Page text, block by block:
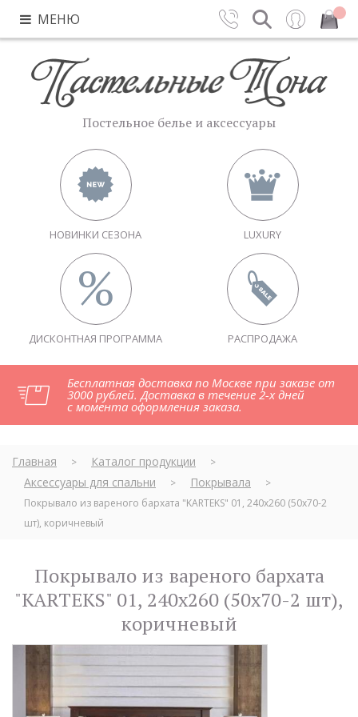
МЕНЮ Вход Закрыть
Постельное белье и аксессуары
НОВИНКИ СЕЗОНА LUXURY
ДИСКОНТНАЯ ПРОГРАММА РАСПРОДАЖА
Бесплатная доставка по Москве при заказе от
3000 рублей. Доставка в течение 2-х дней
с момента оформления заказа.
Главная > Каталог продукции >
Аксессуары для спальни > Покрывала
>
Покрывало из вареного бархата "KARTEKS" 01, 240х260 (50х70-2
шт), коричневый
Покрывало из вареного бархата
"KARTEKS" 01, 240х260 (50х70-2 шт),
коричневый